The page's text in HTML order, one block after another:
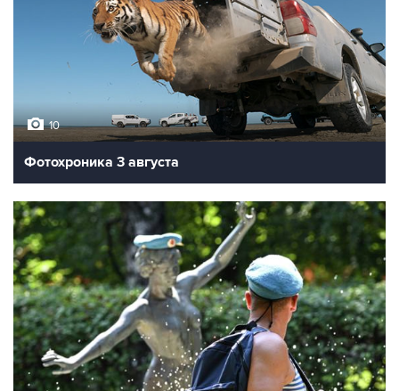
10
Фотохроника 3 августа